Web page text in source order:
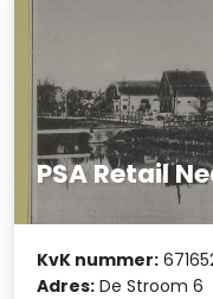
PSA Retail
KvK nummer:
Adres: De Stroom 6